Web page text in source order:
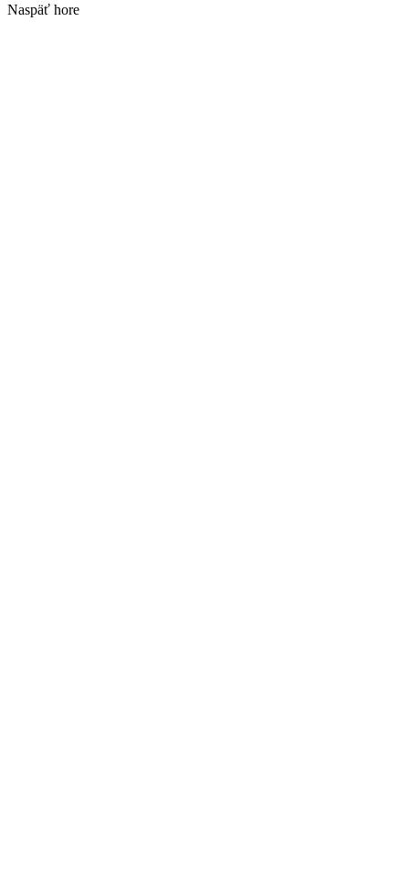
Naspäť hore